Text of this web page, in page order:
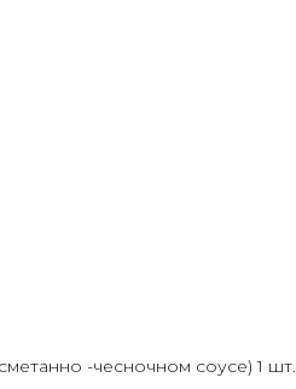
-чесночном соусе) 1 шт.